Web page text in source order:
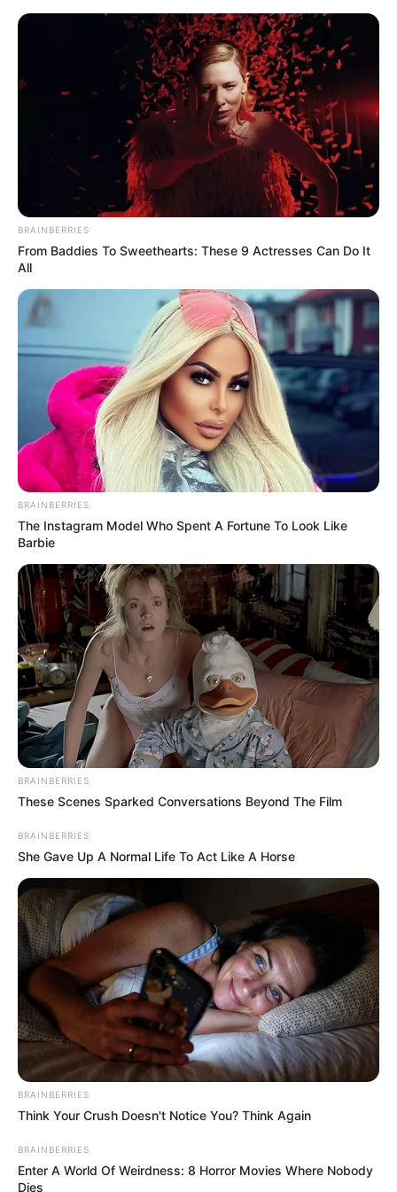
HOME
Home > Brasil
cabeludo: 7 coisas que podem causar o problema.
Coceira no couro cabeludo: 7
coisas que podem causar o
problema.
05:00 Brasil, Mulher, Notícia , Saúde
O incômodo dacoceira no couro
BRAINBERRIES
From Baddies To Sweethearts: These 9 Actresses Can Do It
All
BRAINBERRIES
The Instagram Model Who Spent A Fortune To Look Like
Barbie
BRAINBERRIES
These Scenes Sparked Conversations Beyond The Film
BRAINBERRIES
She Gave Up A Normal Life To Act Like A Horse
BRAINBERRIES
Think Your Crush Doesn't Notice You? Think Again
BRAINBERRIES
Enter A World Of Weirdness: 8 Horror Movies Where Nobody
Dies